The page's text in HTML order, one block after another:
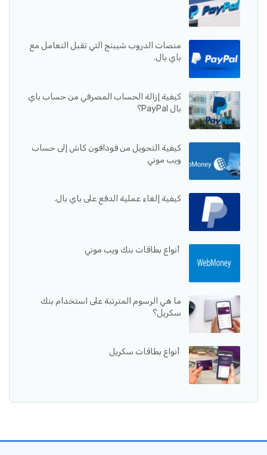
منصات الدروب شيبنج التي تقبل التعامل مع
باي بال.
كيفية إزالة الحساب المصرفي من حساب باي
بال PayPal؟
كيفية التحويل من فودافون كاش إلى حساب
ويب موني
كيفية إلغاء عملية الدفع على باي بال.
أنواع بطاقات بنك ويب موني
ما هي الرسوم المترتبة على استخدام بنك
سكريل؟
أنواع بطاقات سكريل